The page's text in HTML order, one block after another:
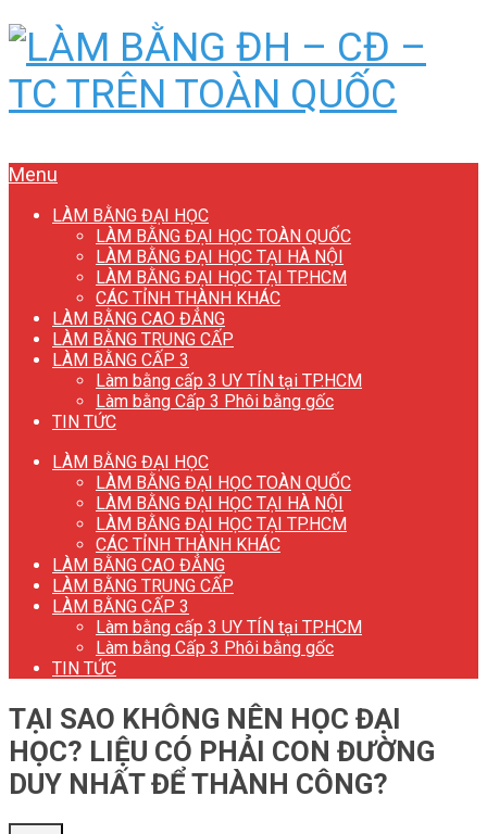
Menu
LÀM BẰNG ĐẠI HỌC
LÀM BẰNG ĐẠI HỌC TOÀN QUỐC
LÀM BẰNG ĐẠI HỌC TẠI HÀ NỘI
LÀM BẰNG ĐẠI HỌC TẠI TP.HCM
CÁC TỈNH THÀNH KHÁC
LÀM BẰNG CAO ĐẲNG
LÀM BẰNG TRUNG CẤP
LÀM BẰNG CẤP 3
Làm bằng cấp 3 UY TÍN tại TP.HCM
Làm bằng Cấp 3 Phôi bằng gốc
TIN TỨC
LÀM BẰNG ĐẠI HỌC
LÀM BẰNG ĐẠI HỌC TOÀN QUỐC
LÀM BẰNG ĐẠI HỌC TẠI HÀ NỘI
LÀM BẰNG ĐẠI HỌC TẠI TP.HCM
CÁC TỈNH THÀNH KHÁC
LÀM BẰNG CAO ĐẲNG
LÀM BẰNG TRUNG CẤP
LÀM BẰNG CẤP 3
Làm bằng cấp 3 UY TÍN tại TP.HCM
Làm bằng Cấp 3 Phôi bằng gốc
TIN TỨC
TẠI SAO KHÔNG NÊN HỌC ĐẠI
HỌC? LIỆU CÓ PHẢI CON ĐƯỜNG
DUY NHẤT ĐỂ THÀNH CÔNG?